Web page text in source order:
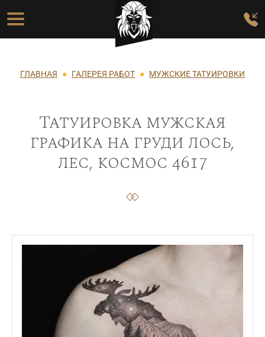
Перейти к основному содержанию
Основная навигация
Строка навигации
ГЛАВНАЯ ГАЛЕРЕЯ РАБОТ МУЖСКИЕ ТАТУИРОВКИ
Татуировка мужская
графика на груди лось,
лес, космос 4617